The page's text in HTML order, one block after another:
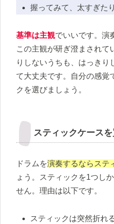
握ってみて、太すぎた
基準は主観でいいです。演
この主観が研ぎ澄まされて
りしないうちも、はっきり
て大丈夫です。自分の感覚
クを選びましょう。
スティックケースを
ドラムを演奏するならステ
ょう。スティックを1つし
せん。理由は以下です。
スティックは突然折れ